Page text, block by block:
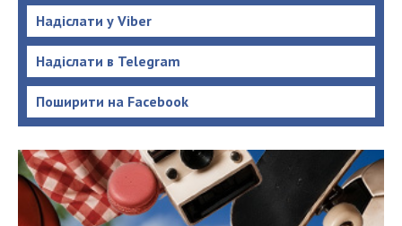
Надіслати у Viber
Надіслати в Telegram
Поширити на Facebook